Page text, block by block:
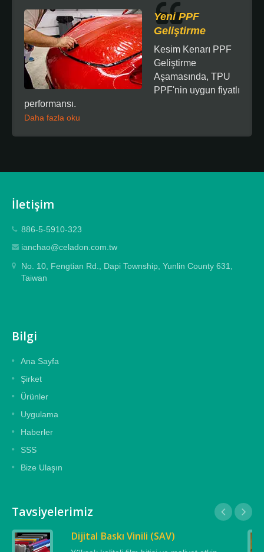
Yeni PPF
Geliştirme
Kesim Kenarı PPF
Geliştirme
Aşamasında, TPU
PPF'nin uygun fiyatlı
performansı.
Daha fazla oku
İletişim
886-5-5910-323
ianchao@celadon.com.tw
No. 10, Fengtian Rd., Dapi Township, Yunlin County 631,
Taiwan
Bilgi
Ana Sayfa
Şirket
Ürünler
Uygulama
Haberler
SSS
Bize Ulaşın
Tavsiyelerimiz
Dijital Baskı Vinili (SAV)